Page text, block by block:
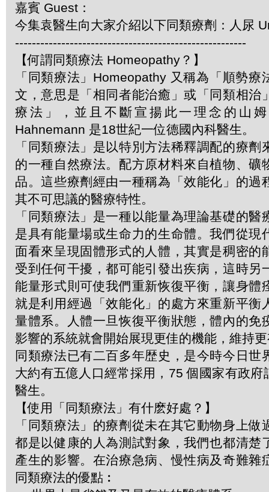
嘉賓 Guest：
今集袁醫生向大家介紹以下同類療劑：人尿
-------------------------------------------------------
【何謂同類療法 Homeopathy？】
「同類療法」Homeopathy 又稱為「順勢療
文，意思是「相同者能治癒」或「同類相治
療法」，並且不斷宣揚此一理念的山
Hahnemann 是18世紀一位德國內科醫生。
「同類療法」是以特別方法稀釋調配的療劑
的一種自然療法。配方原材料來自植物、礦
品。這些療劑經由一種稱為「效能化」的過
其不可思議的醫療特性。
「同類療法」是一種以能量為理論基礎的醫
是具有能量場或生命力的生命體。我們從現
面看來呈現固體形式的人體，其實是稠密的
受到任何干擾，都可能引發出疾病，這時另
能量形式則可使我們重新恢復平衡，讓身體
就是利用經過「效能化」的處方來重新平衡
量體系。人體一旦恢復平衡狀態，體內的免
影響的系統就會開始展現更佳的機能，維持
同類療法已有二百多年歴史，是今時今日世
大約有五億人口經常採用，75 個國家有政府
醫生。
【使用「同類療法」有什麽好處？】
「同類療法」的療劑從未在其它動物身上做
都是以健康的人為測試對象，我們也都清楚
產生的影響。在治療急病、慢性病及奇難雜
同類療法的優點︰